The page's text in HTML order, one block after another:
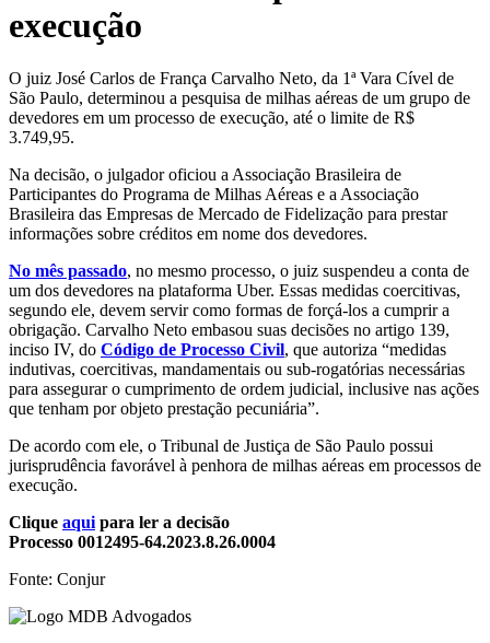
execução
O juiz José Carlos de França Carvalho Neto, da 1ª Vara Cível de
São Paulo, determinou a pesquisa de milhas aéreas de um grupo de
devedores em um processo de execução, até o limite de R$
3.749,95.
Na decisão, o julgador oficiou a Associação Brasileira de
Participantes do Programa de Milhas Aéreas e a Associação
Brasileira das Empresas de Mercado de Fidelização para prestar
informações sobre créditos em nome dos devedores.
No mês passado, no mesmo processo, o juiz suspendeu a conta de
um dos devedores na plataforma Uber. Essas medidas coercitivas,
segundo ele, devem servir como formas de forçá-los a cumprir a
obrigação. Carvalho Neto embasou suas decisões no artigo 139,
inciso IV, do Código de Processo Civil, que autoriza “medidas
indutivas, coercitivas, mandamentais ou sub-rogatórias necessárias
para assegurar o cumprimento de ordem judicial, inclusive nas ações
que tenham por objeto prestação pecuniária”.
De acordo com ele, o Tribunal de Justiça de São Paulo possui
jurisprudência favorável à penhora de milhas aéreas em processos de
execução.
Clique aqui para ler a decisão
Processo 0012495-64.2023.8.26.0004
Fonte: Conjur